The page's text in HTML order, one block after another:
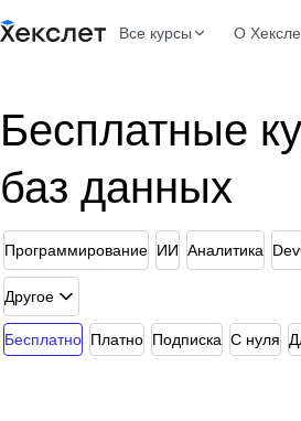
Все курсы О
Бесплатные
баз данных
Программирование ИИ Аналитика
Другое
Бесплатно Платно Подписка С нуля